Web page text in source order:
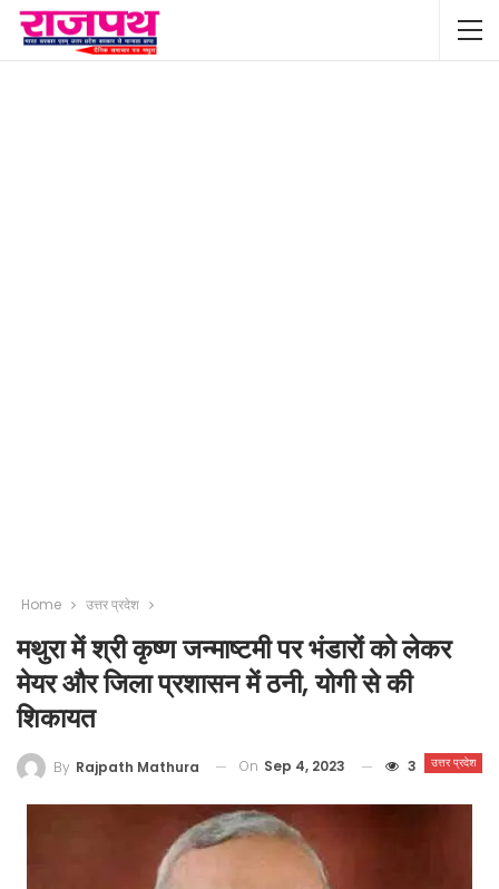
Home उत्तर प्रदेश
मथुरा में श्री कृष्ण जन्माष्टमी पर भंडारों को लेकर
मेयर और जिला प्रशासन में ठनी, योगी से की
शिकायत
उत्तर प्रदेश
By Rajpath Mathura On Sep 4, 2023 3